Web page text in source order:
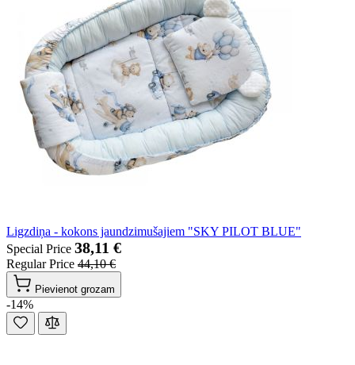
Ligzdiņa - kokons jaundzimušajiem "SKY PILOT BLUE"
Special Price 38,11 €
Regular Price 44,10 €
Pievienot grozam
-14%